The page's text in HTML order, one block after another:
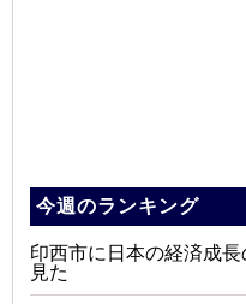
今週のランキング
印西市に日本の経済成長
見た